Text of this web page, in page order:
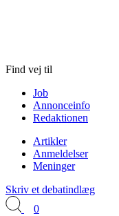
Find vej til
Job
Annonceinfo
Redaktionen
Artikler
Anmeldelser
Meninger
Skriv et debatindlæg
0